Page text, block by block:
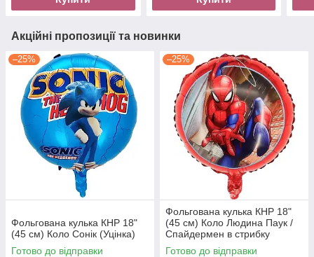
Акційні пропозиції та новинки
–25%
Фольгована кулька КНР 18"
(45 см) Коло Сонік (Уцінка)
Готово до відправки
–25%
Фольгована кулька КНР 18"
(45 см) Коло Людина Паук /
Спайдермен в стрибку
(Уцінка)
Готово до відправки